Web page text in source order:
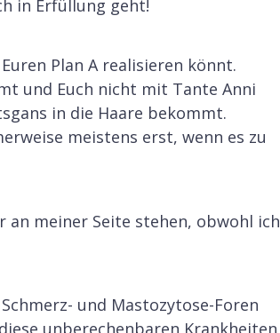
in Erfüllung geht!
Plan A realisieren könnt.
und Euch nicht mit Tante Anni
in die Haare bekommt.
meistens erst, wenn es zu
an meiner Seite stehen, obwohl ich
und Mastozytose-Foren